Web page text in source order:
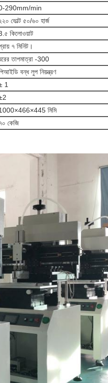
290mm/min
ভোল্ট ৫০/৬০ হার্জ
কিলোওয়াট
৭ মিনিট।
তাপমাত্রা -300
বন্ধ লুপ নিয়ন্ত্রণ
1
মিমি
কেজি